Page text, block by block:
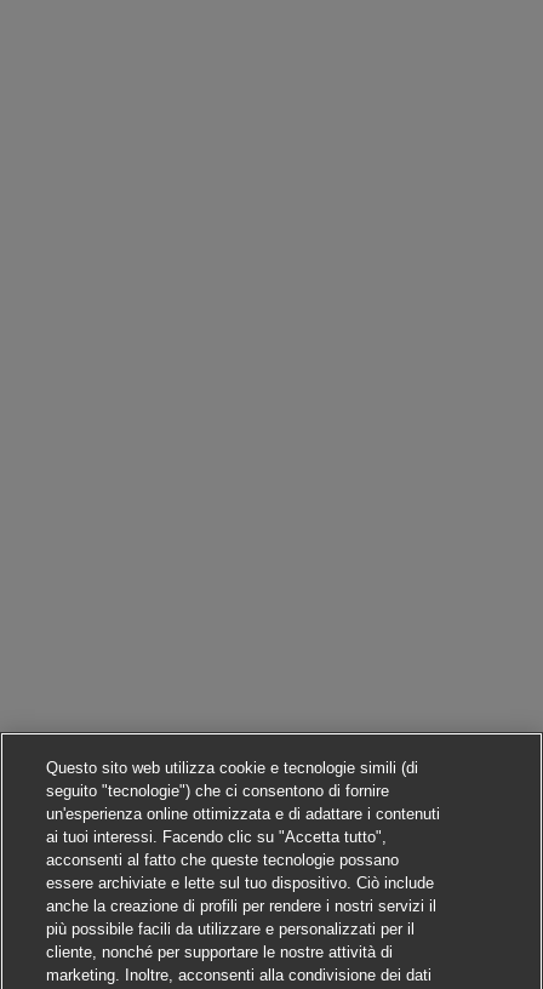
Questo sito web utilizza cookie e tecnologie simili (di
seguito "tecnologie") che ci consentono di fornire
un'esperienza online ottimizzata e di adattare i contenuti
ai tuoi interessi. Facendo clic su "Accetta tutto",
acconsenti al fatto che queste tecnologie possano
essere archiviate e lette sul tuo dispositivo. Ciò include
anche la creazione di profili per rendere i nostri servizi il
più possibile facili da utilizzare e personalizzati per il
cliente, nonché per supportare le nostre attività di
marketing. Inoltre, acconsenti alla condivisione dei dati